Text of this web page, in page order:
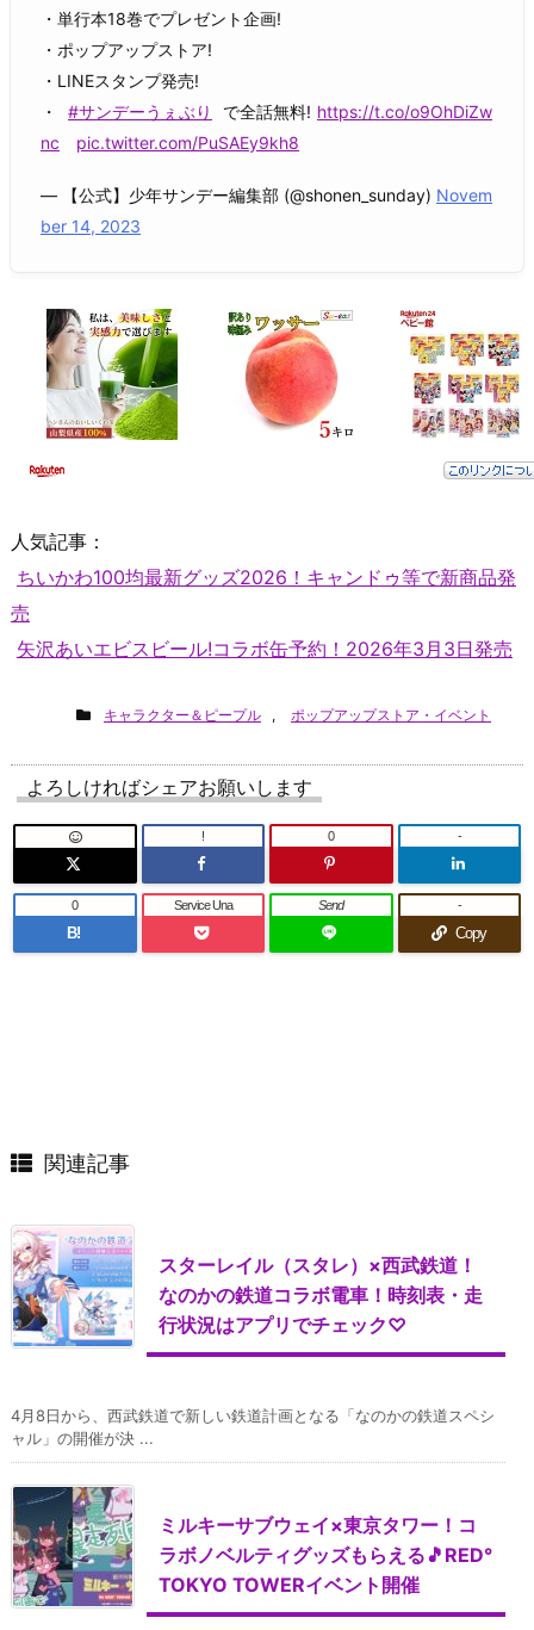
・単行本18巻でプレゼント企画!
・ポップアップストア!
・LINEスタンプ発売!
・
#サンデーうぇぶり で全話無料! https://t.co/o9OhDiZw
nc
pic.twitter.com/PuSAEy9kh8
— 【公式】少年サンデー編集部 (@shonen_sunday) Novem
ber 14, 2023
人気記事：
ちいかわ100均最新グッズ2026！キャンドゥ等で新商品発
売
矢沢あいエビスビール!コラボ缶予約！2026年3月3日発売
キャラクター＆ピープル , ポップアップストア・イベント
よろしければシェアお願いします
! 0 -
B!
0 Service Una Send
Copy
-
関連記事
スターレイル（スタレ）×西武鉄道！
なのかの鉄道コラボ電車！時刻表・走
行状況はアプリでチェック♡
4月8日から、西武鉄道で新しい鉄道計画となる「なのかの鉄道スペシ
ャル」の開催が決 ...
ミルキーサブウェイ×東京タワー！コ
ラボノベルティグッズもらえる🎵RED°
TOKYO TOWERイベント開催